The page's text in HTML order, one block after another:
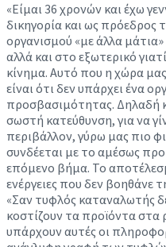
«Είμαι 36 χρονών και έχω
δικηγορία και ως πρόεδρος
οργανισμού «με άλλα
αλλά και στο εξωτερικό
κίνημα. Αυτό που η χώρα
είναι ότι δεν υπάρχει ένα
προσβασιμότητας. Δηλαδή
σωστή κατεύθυνση, για να
περιβάλλον, γύρω μας πιο
συνδέεται με το αμέσως
επόμενο βήμα. Το
ενέργειες που δεν βοηθάνε
«Σαν τυφλός καταναλωτής
κοστίζουν τα προϊόντα στα
υπάρχουν αυτές οι